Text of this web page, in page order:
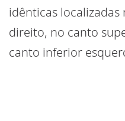
idênticas
direito, no canto
canto inferior